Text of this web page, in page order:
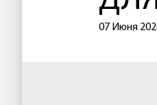
07 Июня